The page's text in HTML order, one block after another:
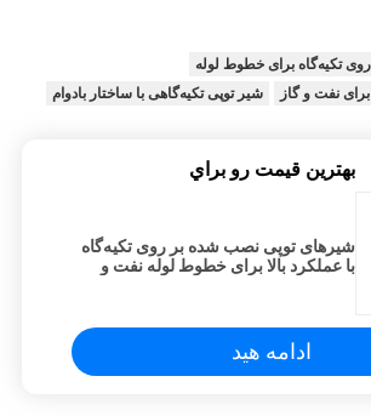
تکیه‌گاه برای خطوط لوله
نفت و گاز
شیر توپی تکیه‌گاهی با ساختار بادوام
بهترين قيمت رو براي
شیرهای توپی نصب شده بر روی تکیه‌گاه
با عملکرد بالا برای خطوط لوله نفت و
ادامه هید